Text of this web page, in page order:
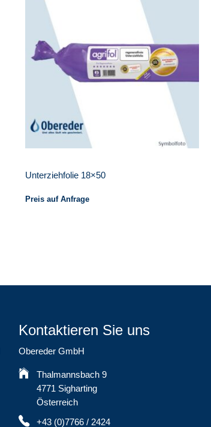
Unterziehfolie 18×50
Preis auf Anfrage
Kontaktieren Sie uns
Obereder GmbH
Thalmannsbach 9
4771 Sigharting
Österreich
+43 (0)7766 / 2424